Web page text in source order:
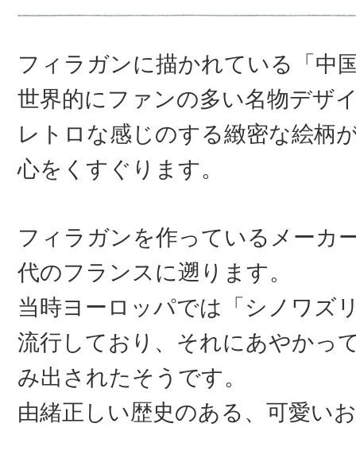
フィラガンに描かれている「中
世界的にファンの多い名物デザ
レトロな感じのする緻密な絵柄
心をくすぐります。
フィラガンを作っているメーカ
代のフランスに遡ります。
当時ヨーロッパでは「シノワズ
流行しており、それにあやかっ
み出されたそうです。
由緒正しい歴史のある、可愛い